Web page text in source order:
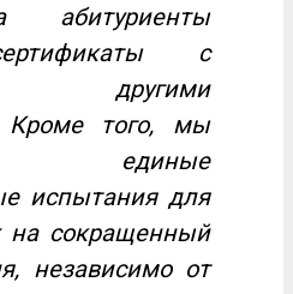
абитуриенты
с
другими
Кроме того, мы
единые
испытания для
на сокращенный
независимо от